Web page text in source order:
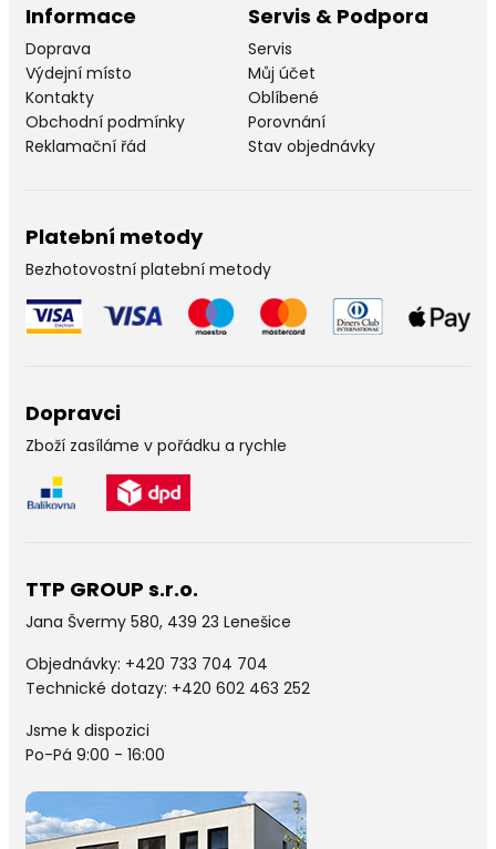
Informace
Doprava
Výdejní místo
Kontakty
Obchodní podmínky
Reklamační řád
Servis & Podpora
Servis
Můj účet
Oblíbené
Porovnání
Stav objednávky
Platební metody
Bezhotovostní platební metody
Dopravci
Zboží zasíláme v pořádku a rychle
TTP GROUP s.r.o.
Jana Švermy 580, 439 23 Lenešice
Objednávky: +420 733 704 704
Technické dotazy: +420 602 463 252
Jsme k dispozici
Po-Pá 9:00 - 16:00